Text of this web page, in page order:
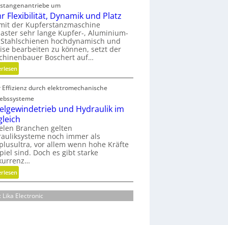
m
a
t
u
r
e
n
t
e
c
h
n
i
k
s
t
s
t
o
f
f
a
b
f
ä
l
e
v
e
r
m
e
i
d
um
Flexibilität, Dynamik und Platz
der Kupferstanzmaschine
sehr lange Kupfer-, Aluminium-
hochdynamisch und
bearbeiten zu können, setzt der
Boschert auf…
:
M
e
h
r
F
l
e
x
i
b
i
l
i
t
Effizienz durch elektromechanische
und Hydraulik im
Branchen gelten
noch immer als
vor allem wenn hohe Kräfte
sind. Doch es gibt starke
:
K
u
g
Lika Electronic